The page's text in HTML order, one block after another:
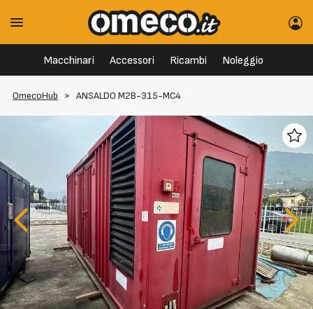
Macchinari Accessori Ricambi Noleggio
OmecoHub > ANSALDO M2B-315-MC4